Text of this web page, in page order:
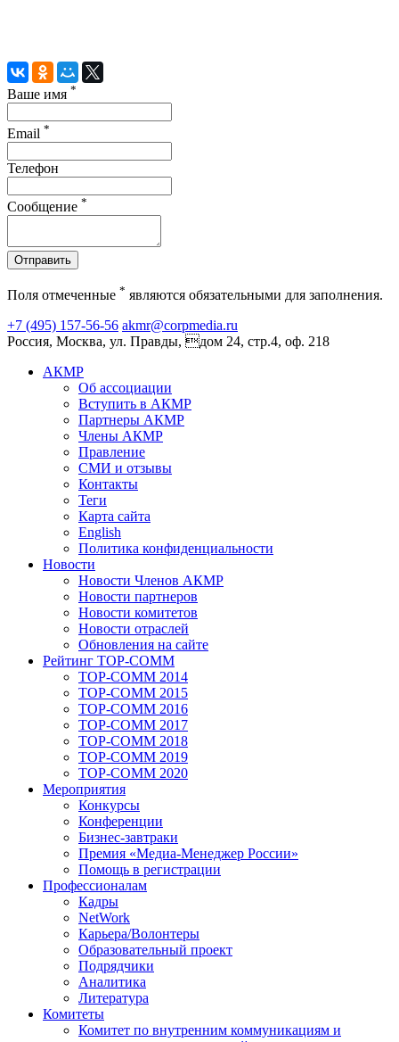
Ваше имя *
Email *
Телефон
Сообщение *
Отправить
Поля отмеченные * являются обязательными для заполнения.
+7 (495) 157-56-56 akmr@corpmedia.ru
Россия, Москва, ул. Правды, дом 24, стр.4, оф. 218
АКМР
Об ассоциации
Вступить в АКМР
Партнеры АКМР
Члены АКМР
Правление
СМИ и отзывы
Контакты
Теги
Карта сайта
English
Политика конфиденциальности
Новости
Новости Членов АКМР
Новости партнеров
Новости комитетов
Новости отраслей
Обновления на сайте
Рейтинг TOP-COMM
TOP-COMM 2014
TOP-COMM 2015
TOP-COMM 2016
TOP-COMM 2017
TOP-COMM 2018
TOP-COMM 2019
TOP-COMM 2020
Мероприятия
Конкурсы
Конференции
Бизнес-завтраки
Премия «Медиа-Менеджер России»
Помощь в регистрации
Профессионалам
Кадры
NetWork
Карьера/Волонтеры
Образовательный проект
Подрядчики
Аналитика
Литература
Комитеты
Комитет по внутренним коммуникациям и